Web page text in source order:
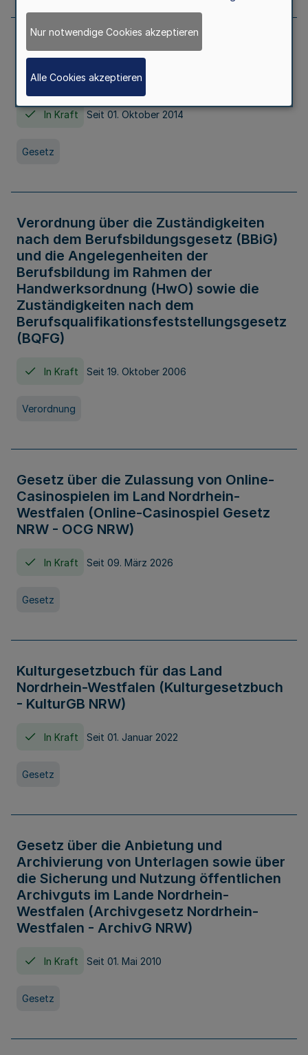
Gesetz über die Hochschulen des Landes
Nordrhein-Westfalen (Hochschulgesetz -
HG)
In Kraft Seit 01. Oktober 2014
Gesetz
Verordnung über die Zuständigkeiten
nach dem Berufsbildungsgesetz (BBiG)
und die Angelegenheiten der
Berufsbildung im Rahmen der
Handwerksordnung (HwO) sowie die
Zuständigkeiten nach dem
Berufsqualifikationsfeststellungsgesetz
(BQFG)
In Kraft Seit 19. Oktober 2006
Verordnung
Gesetz über die Zulassung von Online-
Casinospielen im Land Nordrhein-
Westfalen (Online-Casinospiel Gesetz
NRW - OCG NRW)
In Kraft Seit 09. März 2026
Gesetz
Kulturgesetzbuch für das Land
Nordrhein-Westfalen (Kulturgesetzbuch
- KulturGB NRW)
In Kraft Seit 01. Januar 2022
Gesetz
Gesetz über die Anbietung und
Archivierung von Unterlagen sowie über
die Sicherung und Nutzung öffentlichen
Archivguts im Lande Nordrhein-
Westfalen (Archivgesetz Nordrhein-
Westfalen - ArchivG NRW)
In Kraft Seit 01. Mai 2010
Gesetz
Nur notwendige Cookies akzeptieren
Alle Cookies akzeptieren